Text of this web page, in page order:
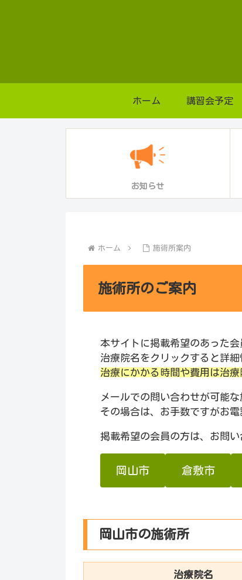
ホーム 講習会予定
お知らせ
ホーム 施術所案内
施術所のご案内
本サイトに掲載希望のあった会
治療院名をクリックすると詳細
治療にかかる時間や費用は治
メールでの問い合わせが可能
その場合は、お手数ですがお
掲載希望の会員の方は、お問
岡山市 倉敷市
岡山市の施術所
治療院名